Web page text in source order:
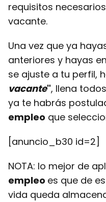
requisitos
vacante.
Una vez que ya
anteriores y hayas
se ajuste a tu perfil,
vacante", llena
ya te habrás
empleo que
[anuncio_b30 id=2]
NOTA: lo mejor de
empleo es que de
vida queda